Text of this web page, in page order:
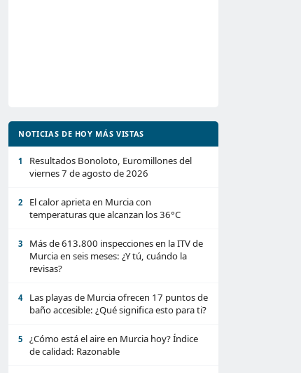
NOTICIAS DE HOY MÁS VISTAS
1
Resultados Bonoloto, Euromillones del
viernes 7 de agosto de 2026
2
El calor aprieta en Murcia con
temperaturas que alcanzan los 36°C
3
Más de 613.800 inspecciones en la ITV de
Murcia en seis meses: ¿Y tú, cuándo la
revisas?
4
Las playas de Murcia ofrecen 17 puntos de
baño accesible: ¿Qué significa esto para ti?
5
¿Cómo está el aire en Murcia hoy? Índice
de calidad: Razonable